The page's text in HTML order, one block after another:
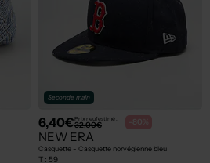
Seconde main
6,40€Prix neuf estimé :
32,00€ -80%
NEW ERA
Casquette - Casquette norvégienne bleu
T : 59